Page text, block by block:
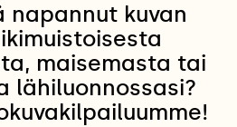
napannut kuvan
maisemasta tai
lähiluonnossasi?